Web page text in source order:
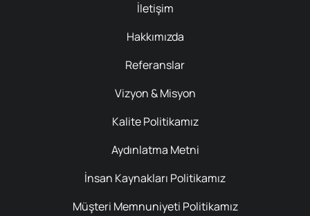
İletişim
Hakkımızda
Referanslar
Vizyon & Misyon
Kalite Politikamız
Aydınlatma Metni
İnsan Kaynakları Politikamız
Müşteri Memnuniyeti Politikamız